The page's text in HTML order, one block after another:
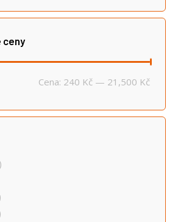
ceny
Cena: 240 Kč — 21,500 Kč